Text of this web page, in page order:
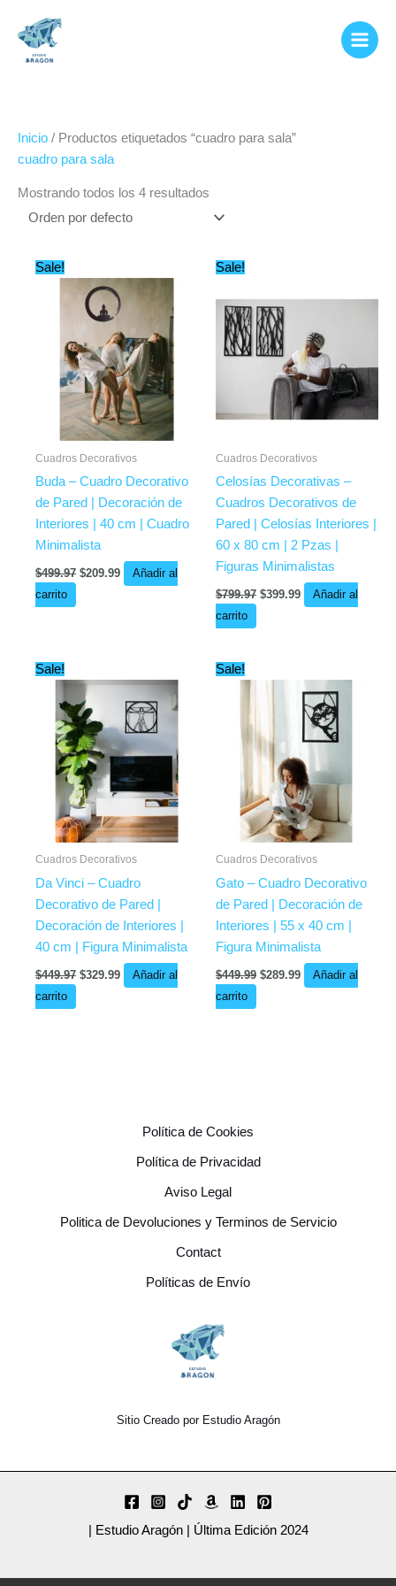
contenido
Inicio / Productos etiquetados “cuadro para sala”
cuadro para sala
Mostrando todos los 4 resultados
Sale!
Cuadros Decorativos
Buda – Cuadro Decorativo
de Pared | Decoración de
Interiores | 40 cm | Cuadro
Minimalista
$499.97
price
was:
$499.97.
$209.99
price
$209.99.
Añadir al
carrito
Sale!
Cuadros Decorativos
Celosías Decorativas –
Cuadros Decorativos de
Pared | Celosías Interiores |
60 x 80 cm | 2 Pzas |
Figuras Minimalistas
$799.97
$799.97.
$399.99
Añadir al
carrito
Sale!
Cuadros Decorativos
Da Vinci – Cuadro
Decorativo de Pared |
Decoración de Interiores |
40 cm | Figura Minimalista
$449.97
price
was:
$449.97.
$329.99
price
$329.99.
Añadir al
carrito
Sale!
Cuadros Decorativos
Gato – Cuadro Decorativo
de Pared | Decoración de
Interiores | 55 x 40 cm |
Figura Minimalista
$449.99
price
$289.99
price
is:
$289.99.
Añadir al
carrito
Política de Cookies
Política de Privacidad
Aviso Legal
Politica de Devoluciones y Terminos de Servicio
Contact
Políticas de Envío
Sitio Creado por Estudio Aragón
| Estudio Aragón | Última Edición 2024